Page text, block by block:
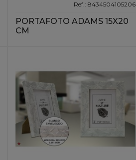
Ref.: 8434504105206
PORTAFOTO ADAMS 15X20
CM